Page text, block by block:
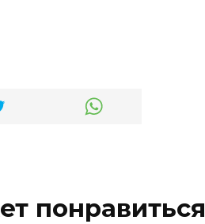
понравиться